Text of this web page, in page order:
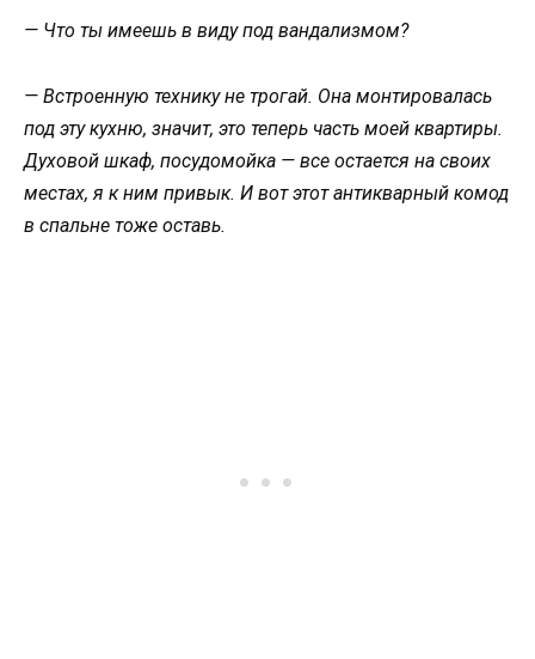
— Что ты имеешь в виду под вандализмом?
— Встроенную технику не трогай. Она монтировалась
под эту кухню, значит, это теперь часть моей квартиры.
Духовой шкаф, посудомойка — все остается на своих
местах, я к ним привык. И вот этот антикварный комод
в спальне тоже оставь.